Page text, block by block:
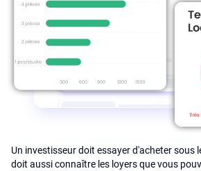
Un investisseur doit essayer d'acheter sous
doit aussi connaître les loyers que vous